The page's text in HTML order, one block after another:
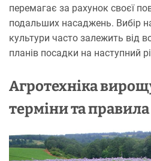
перемагає за рахунок своєї
подальших насаджень. Вибір
культури часто залежить від
планів посадки на наступний
Агротехніка
терміни та правила